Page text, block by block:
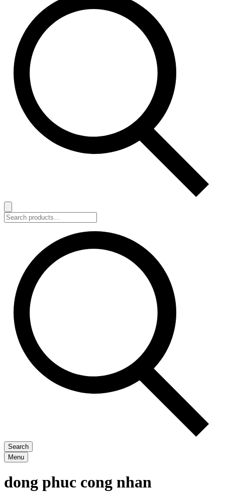
Search
for:
Search
Menu
dong phuc cong nhan